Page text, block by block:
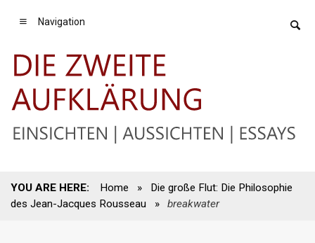
Navigation
YOU ARE HERE: Home »
Die große Flut: Die Philosophie
des Jean-Jacques Rousseau
» breakwater